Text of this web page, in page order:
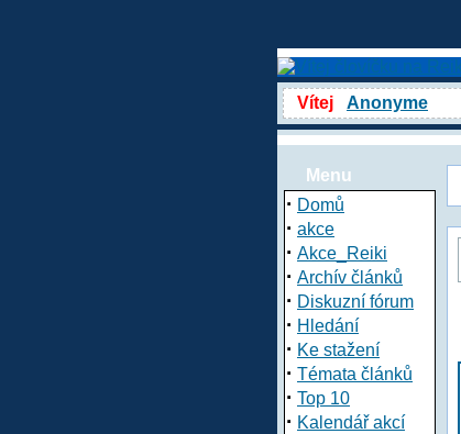
Vítej Anonyme
Menu
· Domů
· akce
· Akce_Reiki
· Archív článků
· Diskuzní fórum
· Hledání
· Ke stažení
· Témata článků
· Top 10
· Kalendář akcí